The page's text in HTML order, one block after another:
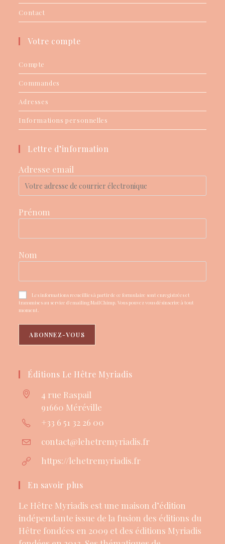
Contact
Votre compte
Compte
Commandes
Adresses
Informations personnelles
Lettre d’information
Adresse email
Prénom
Nom
Les informations recueillies à partir de ce formulaire sont enregistrées et
transmises au service d'emailing MailChimp. Vous pouvez vous désinscrire à tout
moment.
Éditions Le Hêtre Myriadis
4 rue Raspail
91660 Méréville
+33 6 51 32 26 00
contact@lehetremyriadis.frS’ouvre
https://lehetremyriadis.fr
En savoir plus
Le Hêtre Myriadis est une maison d’édition
indépendante issue de la fusion des éditions du
Hêtre fondées en 2009 et des éditions Myriadis